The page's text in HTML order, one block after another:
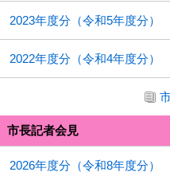
2023年度分（令和5年度分）
2022年度分（令和4年度分）
市長記者会見
2026年度分（令和8年度分）